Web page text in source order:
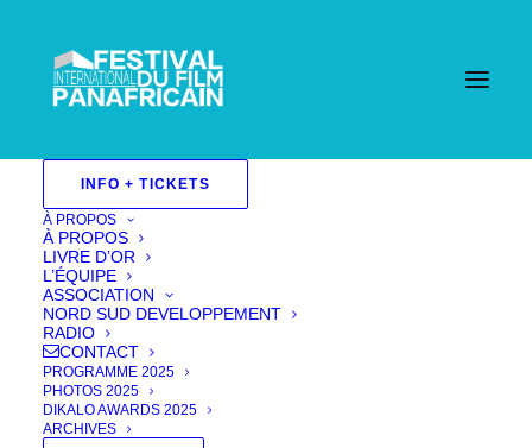
INFO + TICKETS
À PROPOS
À PROPOS
LIVRE D’OR
L’ÉQUIPE
ASSOCIATION
NORD SUD DEVELOPPEMENT
RADIO
CONTACT
PROGRAMME 2025
PHOTOS 2025
DIKALO AWARDS 2025
ARCHIVES
Events - Festival International Du Film Pan Africain
Films 2023
Long-métrage/ Feature 2023
Sélection officielle/ Official selection 2023
KANKAN